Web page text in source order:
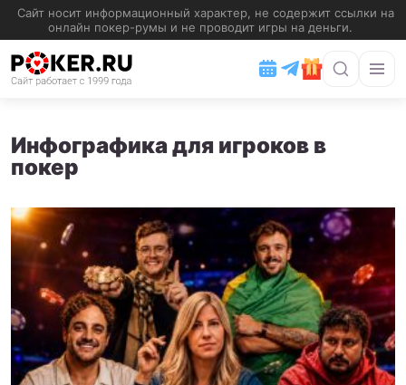
Инфографика для игроков в
покер